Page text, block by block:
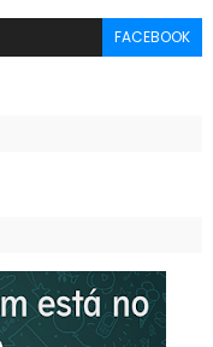
FACEBOOK